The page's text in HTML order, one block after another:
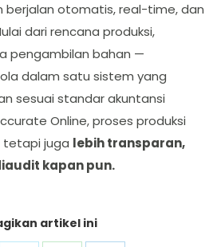
berjalan otomatis, real-time, dan
dari rencana produksi,
pengambilan bahan —
dalam satu sistem yang
sesuai standar akuntansi
Online, proses produksi
tetapi juga lebih transparan,
kapan pun.
artikel ini